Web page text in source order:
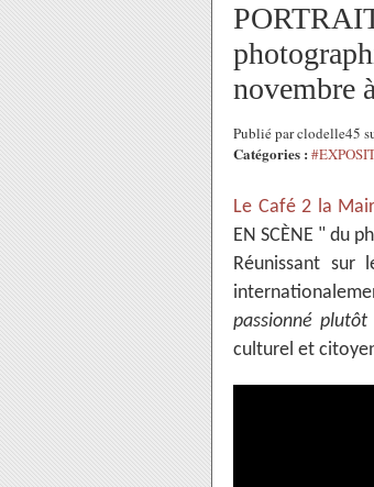
novembre
Publié par clodelle45
Catégories :
Le Café 2 la
EN SCÈNE " du
Réunissant sur
passionné plutôt
culturel et